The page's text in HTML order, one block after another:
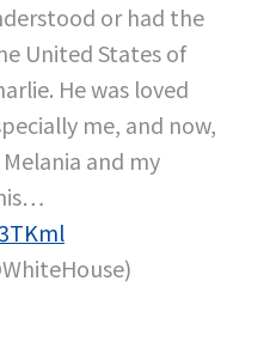
or had the
United States of
He was loved
me, and now,
and my